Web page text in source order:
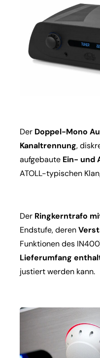
Der Doppel-Mono
Kanaltrennung,
aufgebaute Ein- und
ATOLL-typischen
Der Ringkerntrafo
Endstufe, deren
Funktionen des
Lieferumfang
justiert werden kann.